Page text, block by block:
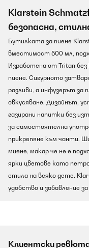
Klarstein
безопасна,
Бутилката за пиене
вместимост 500 мл,
Изработена от Tritan без
пиене. Сигурното
разливи, а инфузерът за
овкусяване. Дизайнът,
газирани напитки без
за самостоятелна
прикрепяне към чанти.
миене, макар че не е
ярки цветове като
стила на всяко дете.
удобство и забавление
Клиентски